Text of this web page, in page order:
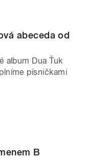
abeceda od
album Dua Ťuk
písničkami
B